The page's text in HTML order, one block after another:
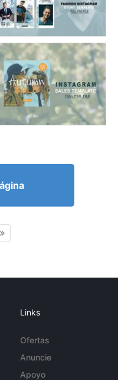
Links
Ofertas
Anuncie
Apoyo